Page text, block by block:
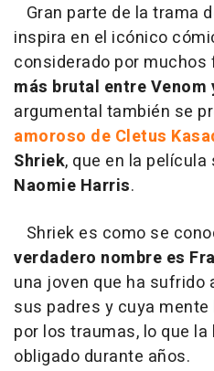
Gran parte de la trama
inspira en el icónico
considerado por muchos
más brutal entre Venom
argumental también se
amoroso de Cletus
Shriek, que en la
Naomie Harris.
Shriek es como se
verdadero nombre es
una joven que ha sufrido
sus padres y cuya
por los traumas, lo que
obligado durante años.